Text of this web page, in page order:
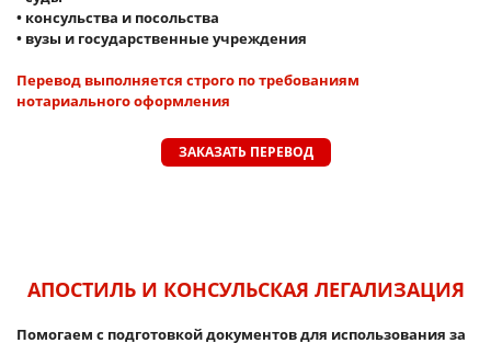
• консульства и посольства
• вузы и государственные учреждения
Перевод выполняется строго по требованиям
нотариального оформления
ЗАКАЗАТЬ ПЕРЕВОД
АПОСТИЛЬ И КОНСУЛЬСКАЯ ЛЕГАЛИЗАЦИЯ
Помогаем с подготовкой документов для использования за